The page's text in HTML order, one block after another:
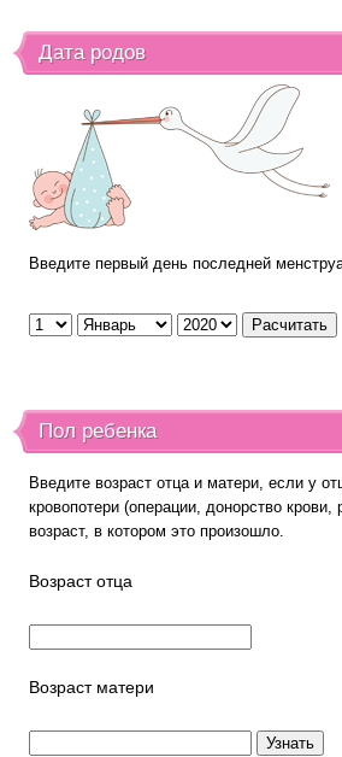
Дата родов
Введите первый день последней
Пол ребенка
Введите возраст отца и матери, если у
кровопотери (операции, донорство
возраст, в котором это произошло.
Возраст отца
Возраст матери